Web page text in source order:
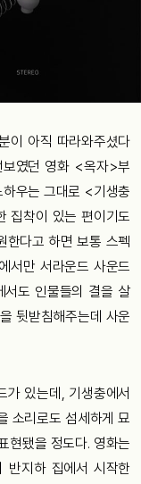
이 아직 따라와주셨다
보였던 영화<옥자>부
하우는 그대로 <기생충
집착이 있는 편이기도
한다고 하면 보통 스펙
서만 서라운드 사운드
서도 인물들의 결을 살
뒷받침해주는데 사운
가 있는데 , 기생충에서
소리로도 섬세하게 묘
현됐을 정도다. 영화는
반지하 집에서 시작한